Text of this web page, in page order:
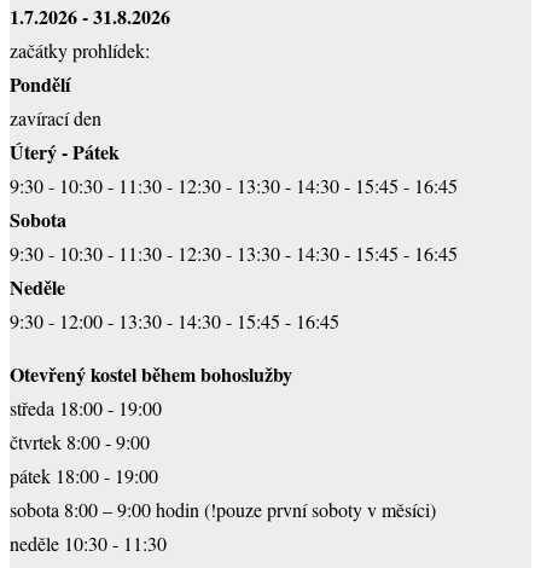
1.7.2026 - 31.8.2026
začátky prohlídek:
Pondělí
zavírací den
Úterý - Pátek
9:30 - 10:30 - 11:30 - 12:30 - 13:30 - 14:30 - 15:45 - 16:45
Sobota
9:30 - 10:30 - 11:30 - 12:30 - 13:30 - 14:30 - 15:45 - 16:45
Neděle
9:30 - 12:00 - 13:30 - 14:30 - 15:45 - 16:45
Otevřený kostel během bohoslužby
středa 18:00 - 19:00
čtvrtek 8:00 - 9:00
pátek 18:00 - 19:00
sobota 8:00 – 9:00 hodin (!pouze první soboty v měsíci)
neděle 10:30 - 11:30